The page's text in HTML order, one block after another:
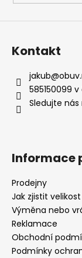
Kontakt
jakub@
585150099 v
Sledujte
Informace
Prodejny
Jak zjistit
Výměna nebo
Reklamace
Obchodní
Podmínky